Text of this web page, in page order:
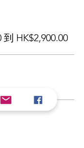
到 HK$2,900.00